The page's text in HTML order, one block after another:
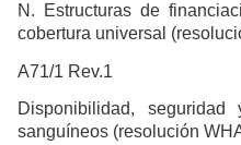
N. Estructuras de
cobertura universal
A71/1 Rev.1
Disponibilidad,
sanguíneos (resolución